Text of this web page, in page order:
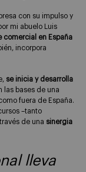
con su impulso y
mi abuelo Luis
comercial en España
incorpora
se inicia y desarrolla
las bases de una
fuera de España.
–tanto
de una sinergia
lleva